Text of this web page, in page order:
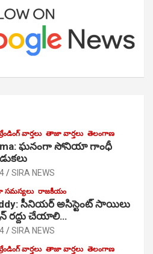
వార్తలు తాజా వార్తలు తెలంగాణ
ఘ‌నంగా సోనియా గాంధీ
SIRA NEWS
సమస్యలు రాజకీయం
సీనియర్ అసిస్టెంట్ సాయిలు
రద్దు చేయాలి…
SIRA NEWS
వార్తలు తాజా వార్తలు తెలంగాణ